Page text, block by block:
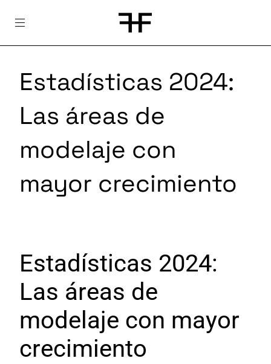
Estadísticas 2024:
Las áreas de
modelaje con
mayor crecimiento
Estadísticas 2024:
Las áreas de
modelaje con mayor
crecimiento